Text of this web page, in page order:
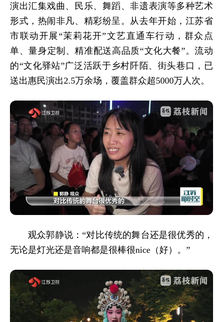
演出汇集戏曲、民乐、舞蹈、非遗表演等多种艺术
形式，热闹非凡、精彩纷呈。从去年开始，江苏省
市联动开展“茉莉花开”文艺直通车行动，群众点
单、量身定制、精准配送高品质“文化大餐”。流动
的“文化驿站”广泛活跃于乡村阡陌、街头巷口，已
送出惠民演出2.5万余场，覆盖群众超5000万人次。
观众郭静说：“对比传统的舞台还是很优秀的，
无论是灯光还是音响都是很棒很nice（好）。”